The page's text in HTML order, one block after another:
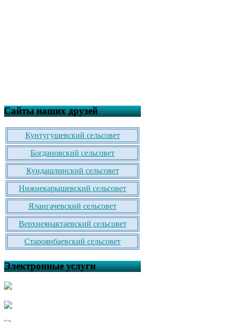
Сайты наших друзей
Кунтугушевский сельсовет
Богдановский сельсовет
Кундашлинский сельсовет
Нижнекарышевский сельсовет
Ялангачевский сельсовет
Верхнеянактаевский сельсовет
Староянбаевский сельсовет
Электронные услуги